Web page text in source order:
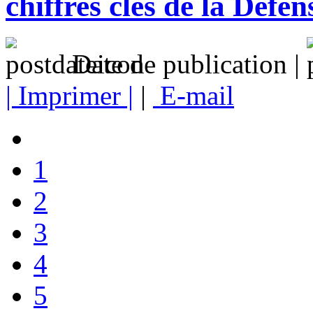
Date de publication |
| Imprimer | | E-mail
1
2
3
4
5